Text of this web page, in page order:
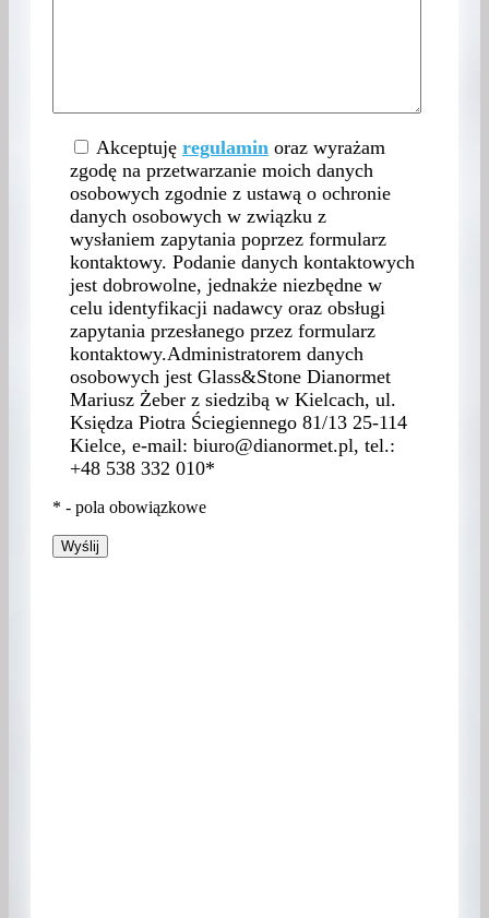
Akceptuję regulamin oraz wyrażam
zgodę na przetwarzanie moich danych
osobowych zgodnie z ustawą o ochronie
danych osobowych w związku z
wysłaniem zapytania poprzez formularz
kontaktowy. Podanie danych kontaktowych
jest dobrowolne, jednakże niezbędne w
celu identyfikacji nadawcy oraz obsługi
zapytania przesłanego przez formularz
kontaktowy.Administratorem danych
osobowych jest Glass&Stone Dianormet
Mariusz Żeber z siedzibą w Kielcach, ul.
Księdza Piotra Ściegiennego 81/13 25-114
Kielce, e-mail: biuro@dianormet.pl, tel.:
+48 538 332 010*
* - pola obowiązkowe